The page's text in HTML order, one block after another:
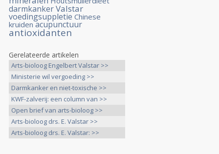
darmkankerValstar
voedingsuppletie Chinese
kruiden acupunctuur
antioxidanten
Gerelateerde artikelen
Arts-bioloog Engelbert Valstar >>
Ministerie wil vergoeding >>
Darmkanker en niet-toxische >>
KWF-zalverij: een column van >>
Open brief van arts-bioloog >>
Arts-bioloog drs. E. Valstar >>
Arts-bioloog drs. E. Valstar: >>